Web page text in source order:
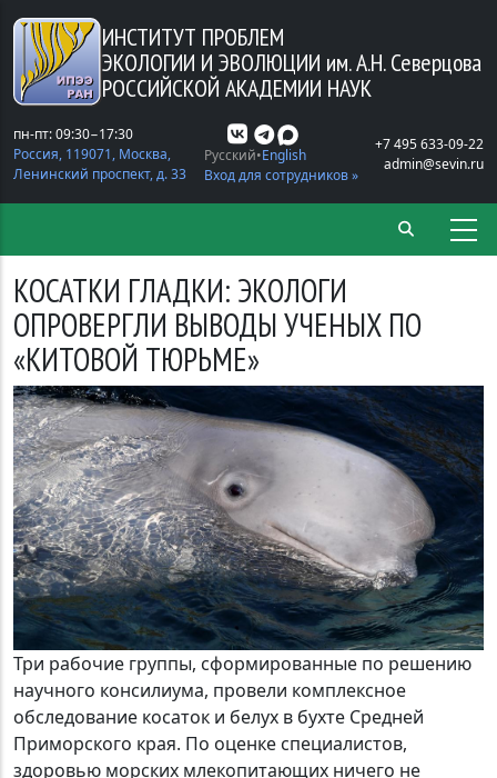
Перейти к основному содержанию
ИНСТИТУТ ПРОБЛЕМ
ЭКОЛОГИИ И ЭВОЛЮЦИИ им. А.Н. Северцова
РОССИЙСКОЙ АКАДЕМИИ НАУК
пн-пт: 09:30−17:30
Россия, 119071, Москва,
Ленинский проспект, д. 33
Русский English
Вход для сотрудников »
+7 495 633-09-22
admin@sevin.ru
КОСАТКИ ГЛАДКИ: ЭКОЛОГИ
ОПРОВЕРГЛИ ВЫВОДЫ УЧЕНЫХ ПО
«КИТОВОЙ ТЮРЬМЕ»
Три рабочие группы, сформированные по решению
научного консилиума, провели комплексное
обследование косаток и белух в бухте Средней
Приморского края. По оценке специалистов,
здоровью морских млекопитающих ничего не